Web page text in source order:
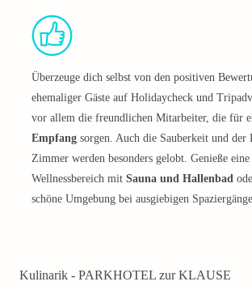
Überzeuge dich selbst von den positiven
ehemaliger Gäste auf Holidaycheck und
vor allem die freundlichen Mitarbeiter, die für
Empfang sorgen. Auch die Sauberkeit und
Zimmer werden besonders gelobt. Genieße
Wellnessbereich mit Sauna und Hallenbad
schöne Umgebung bei ausgiebigen
Kulinarik - PARKHOTEL zur KLAUSE